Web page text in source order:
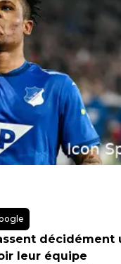
décidément
leur équipe